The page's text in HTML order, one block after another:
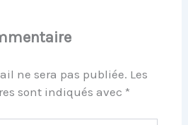
ne sera pas publiée. Les
sont indiqués avec *